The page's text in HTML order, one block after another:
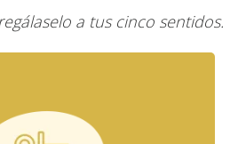
a tus cinco sentidos.